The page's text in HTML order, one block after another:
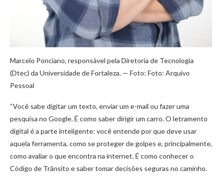
Marcelo Ponciano, responsável pela Diretoria de Tecnologia
(Dtec) da Universidade de Fortaleza. — Foto: Foto: Arquivo
Pessoal
“Você sabe digitar um texto, enviar um e-mail ou fazer uma
pesquisa no Google. É como saber dirigir um carro. O letramento
digital é a parte inteligente: você entende por que deve usar
aquela ferramenta, como se proteger de golpes e, principalmente,
como avaliar o que encontra na internet. É como conhecer o
Código de Trânsito e saber tomar decisões seguras no caminho.